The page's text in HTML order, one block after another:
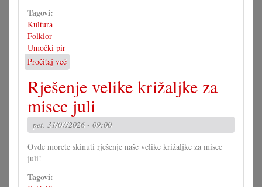
Tagovi:
Kultura
Folklor
Umočki pir
Pročitaj već
Jubilarna
predstava
umočkoga
pira
Rješenje velike križaljke za
misec juli
pet, 31/07/2026 - 09:00
Ovde morete skinuti rješenje naše velike križaljke za misec
juli!
Tagovi: